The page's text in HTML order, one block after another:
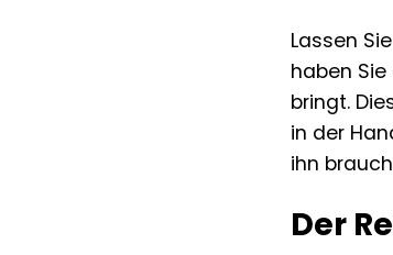
Lassen
haben
bringt.
in der
ihn
Der